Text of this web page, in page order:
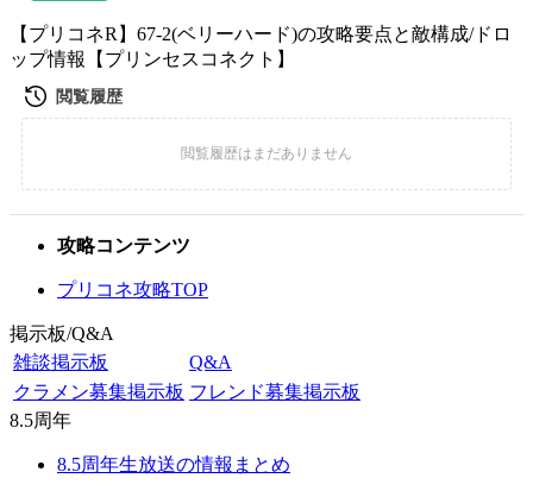
【プリコネR】67-2(ベリーハード)の攻略要点と敵構成/ドロ
ップ情報【プリンセスコネクト】
攻略コンテンツ
プリコネ攻略TOP
掲示板/Q&A
雑談掲示板
Q&A
クラメン募集掲示板 フレンド募集掲示板
8.5周年
8.5周年生放送の情報まとめ